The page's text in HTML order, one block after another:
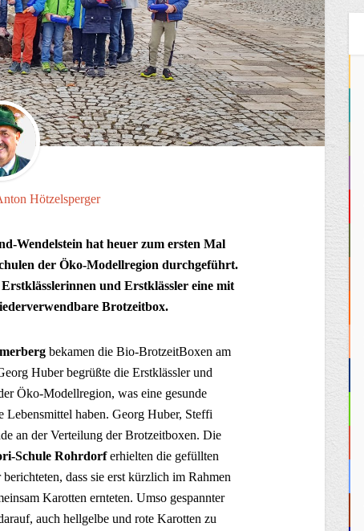
Hötzelsperger
Wendelstein hat heuer zum ersten Mal
der Öko-Modellregion durchgeführt.
und Erstklässler eine mit
Brotzeitbox.
bekamen die Bio-BrotzeitBoxen am
Huber begrüßte die Erstklässler und
Öko-Modellregion, was eine gesunde
Lebensmittel haben. Georg Huber, Steffi
an der Verteilung der Brotzeitboxen. Die
Schule Rohrdorferhielten die gefüllten
dass sie erst kürzlich im Rahmen
Karotten ernteten. Umso gespannter
auch hellgelbe und rote Karotten zu